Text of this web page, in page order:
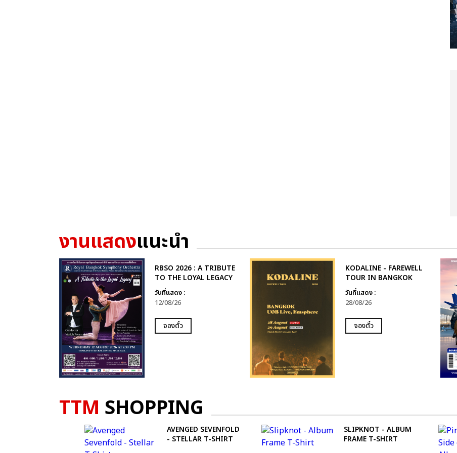
งานแสดงแนะนำ
RBSO 2026 : A TRIBUTE
TO THE LOYAL LEGACY
วันที่แสดง :
12/08/26
จองตั๋ว
KODALINE - FAREWELL
TOUR IN BANGKOK
วันที่แสดง :
28/08/26
จองตั๋ว
TTM SHOPPING
AVENGED SEVENFOLD
- STELLAR T-SHIRT
SLIPKNOT - ALBUM
FRAME T-SHIRT